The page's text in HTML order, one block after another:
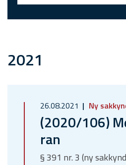
2021
26.08.2021 Ny
(2020/106)
ran
§ 391 nr. 3 (ny